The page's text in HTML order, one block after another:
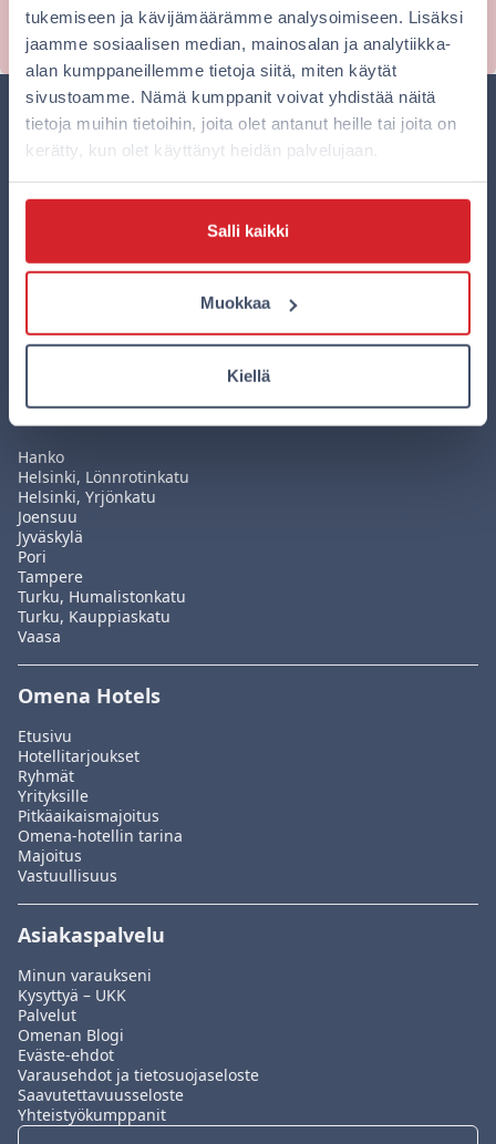
tukemiseen ja kävijämäärämme analysoimiseen. Lisäksi
jaamme sosiaalisen median, mainosalan ja analytiikka-
alan kumppaneillemme tietoja siitä, miten käytät
sivustoamme. Nämä kumppanit voivat yhdistää näitä
tietoja muihin tietoihin, joita olet antanut heille tai joita on
kerätty, kun olet käyttänyt heidän palvelujaan.
Salli kaikki
Muokkaa
Kiellä
Varaa nyt
Lataa Omenan uusi mobiilisovellus
Sovelluksella teet varauksesi edullisemmin kuin
missään muualla ja hallitset kaikkia varauksiasi
helposti yhdessä paikassa. Lataa sovellus nyt!
Hotellit
Hanko
Helsinki, Lönnrotinkatu
Helsinki, Yrjönkatu
Joensuu
Jyväskylä
Pori
Tampere
Turku, Humalistonkatu
Turku, Kauppiaskatu
Vaasa
Omena Hotels
Etusivu
Hotellitarjoukset
Ryhmät
Yrityksille
Pitkäaikaismajoitus
Omena-hotellin tarina
Majoitus
Vastuullisuus
Asiakaspalvelu
Minun varaukseni
Kysyttyä – UKK
Palvelut
Omenan Blogi
Eväste-ehdot
Varausehdot ja tietosuojaseloste
Saavutettavuusseloste
Yhteistyökumppanit